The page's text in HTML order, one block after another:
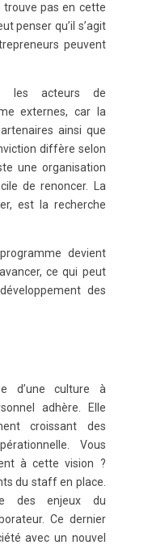
trouve pas en cette
penser qu’il s’agit
peuvent
les acteurs de
externes, car la
ainsi que
diffère selon
une organisation
de renoncer. La
est la recherche
devient
ce qui peut
des
d’une culture à
adhère. Elle
croissant des
Vous
à cette vision ?
du staff en place.
des enjeux du
Ce dernier
avec un nouvel